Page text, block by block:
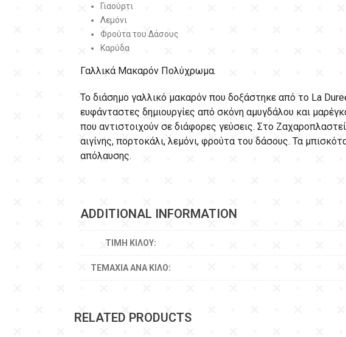
Γιαούρτι
Λεμόνι
Φρούτα του Δάσους
Καρύδα
Γαλλικά Μακαρόν Πολύχρωμα.
Το διάσημο γαλλικό μακαρόν που δοξάστηκε από το La
ευφάνταστες δημιουργίες από σκόνη αμυγδάλου και
που αντιστοιχούν σε διάφορες γεύσεις. Στο
αιγίνης, πορτοκάλι, λεμόνι, φρούτα του δάσους. Τα
απόλαυσης.
ADDITIONAL INFORMATION
ΤΙΜΉ ΚΙΛΟΎ:
ΤΕΜΆΧΙΑ ΑΝΆ ΚΙΛΌ:
RELATED PRODUCTS